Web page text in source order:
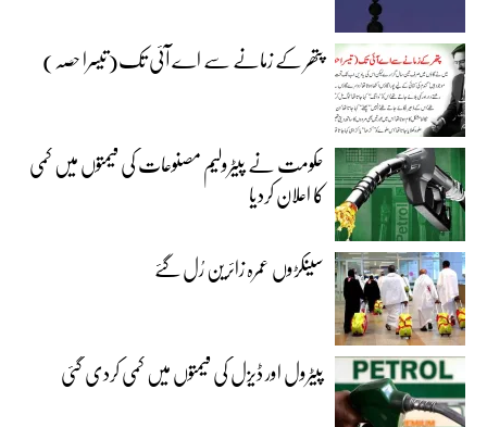
پتھر کے زمانے سے اے آئی تک(تیسرا حصہ)
حکومت نے پیٹرولیم مصنوعات کی قیمتوں میں کمی
کا اعلان کردیا
سینکڑوں عمرہ زائرین رُل گئے
پیٹرول اور ڈیزل کی قیمتوں میں کمی کردی گئی